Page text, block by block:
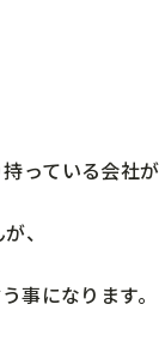
っている会社
、
事になります。